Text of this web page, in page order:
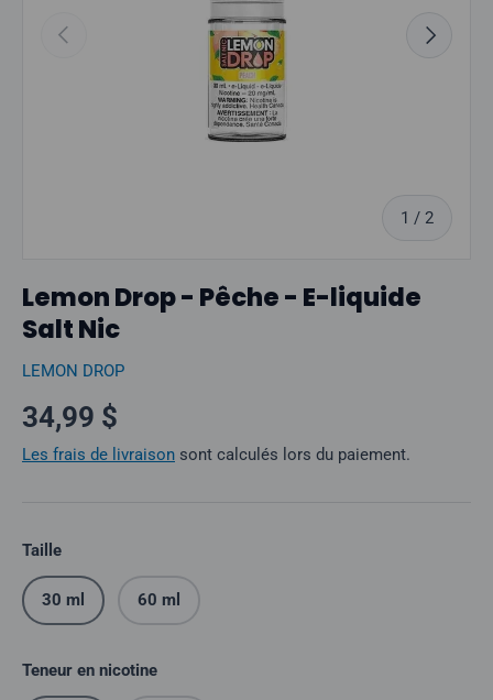
Précédent
1 / sur
2
Suivant
Lemon Drop - Pêche - E-liquide
Salt Nic
LEMON DROP
Prix normal
34,99 $
Les frais de livraison sont calculés lors du paiement.
Taille
30 ml 60 ml
Teneur en nicotine